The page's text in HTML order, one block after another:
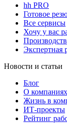
hh PRO
Готовое
Все сервисы
Хочу у вас
Экспертная
Новости и статьи
Блог
О
Жизнь в
ИТ-проекты
Рейтинг